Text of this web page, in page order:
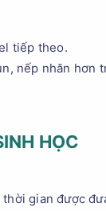
tiếp theo.
nếp nhăn hơn
HỌC
gian được